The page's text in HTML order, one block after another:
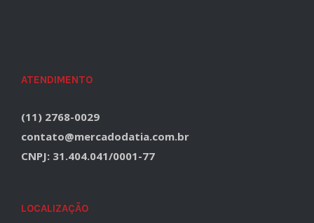
ATENDIMENTO
(11) 2768-0029
contato@mercadodatia.com.br
CNPJ: 31.404.041/0001-77
LOCALIZAÇÃO